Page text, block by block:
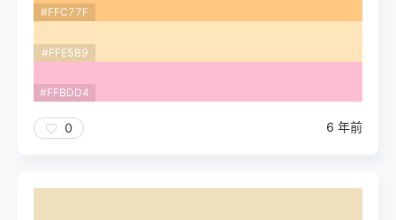
#FFC77F
#FFE5B9
#FFBDD4
0 6 年前